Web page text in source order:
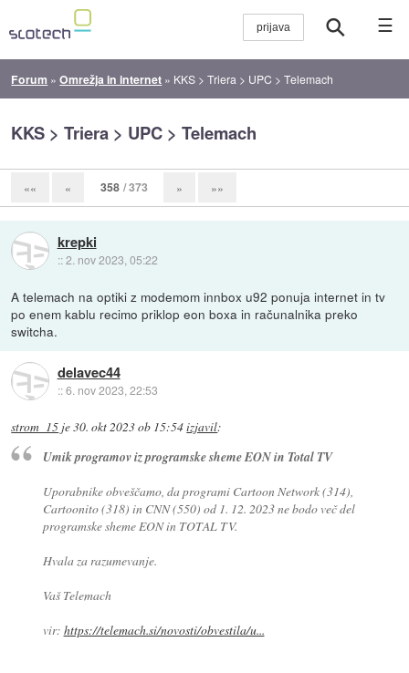
☰
Forum »Omrežja in internet » KKS > Triera > UPC > Telemach
KKS > Triera > UPC > Telemach
«« « 358 / 373 » »»
krepki
::2. nov 2023, 05:22
A telemach na optiki z modemom innbox u92 ponuja internet in tv
po enem kablu recimo priklop eon boxa in računalnika preko
switcha.
delavec44
::6. nov 2023, 22:53
strom_15 je30. okt 2023 ob 15:54izjavil:
Umik programov iz programske sheme EON in Total TV
Uporabnike obveščamo, da programi Cartoon Network (314),
Cartoonito (318) in CNN (550) od 1. 12. 2023 ne bodo več del
programske sheme EON in TOTAL TV.
Hvala za razumevanje.
Vaš Telemach
vir: https://telemach.si/novosti/obvestila/u...